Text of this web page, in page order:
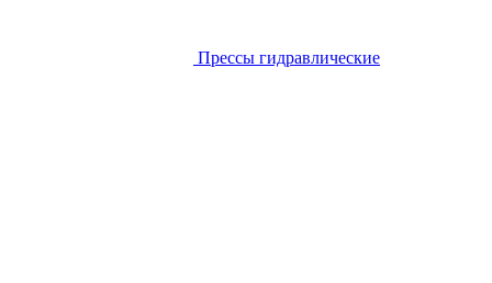
Прессы гидравлические